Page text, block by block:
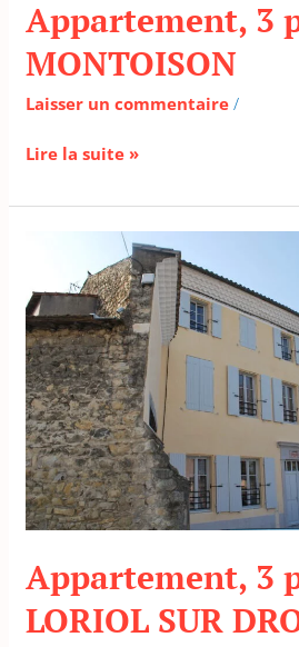
Appartement, 3
MONTOISON
Laisser un commentaire /
Lire la suite »
Appartement, 3
LORIOL SUR
Appartement,
pièces
–
LORIOL
SUR
DROME